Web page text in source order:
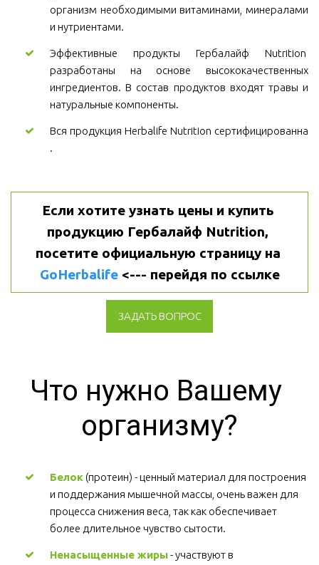
организм необходимыми витаминами, минералами
и нутриентами.
Эффективные продукты Гербалайф Nutrition
разработаны на основе высококачественных
ингредиентов. В состав продуктов входят травы и
натуральные компоненты.
Вся продукция Herbalife Nutrition сертифицированна
.
Если хотите узнать цены и купить
продукцию Гербалайф Nutrition,
GoHerbalife <--- перейдя по ссылке
ЗАДАТЬ ВОПРОС
Что нужно Вашему
организму?
Белок (протеин) - ценный материал для построения
и поддержания мышечной массы, очень важен для
процесса снижения веса, так как обеспечивает
более длительное чувство сытости.
Ненасыщенные жиры - участвуют в